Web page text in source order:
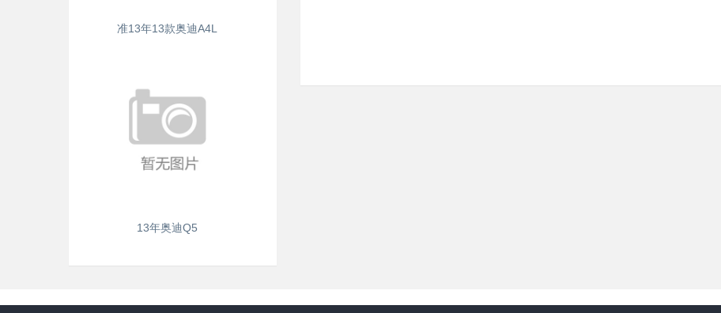
准13年13款奥迪A4L
13年奥迪Q5